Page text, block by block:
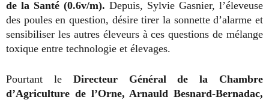
de la Santé (0.6v/m). Depuis, Sylvie Gasnier, l’éleveuse
des poules en question, désire tirer la sonnette d’alarme et
sensibiliser les autres éleveurs à ces questions de mélange
toxique entre technologie et élevages.
Pourtant le Directeur Général de la Chambre
d’Agriculture de l’Orne, Arnauld Besnard-Bernadac,